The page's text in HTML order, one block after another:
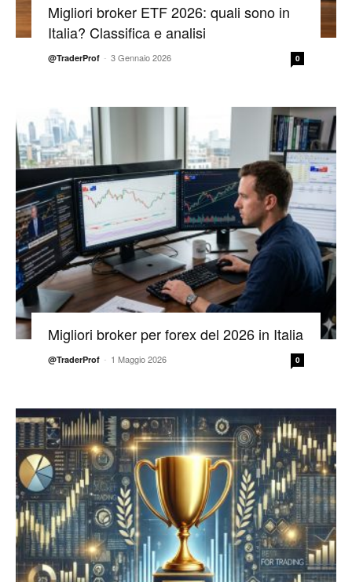
Migliori broker ETF 2026: quali sono in
Italia? Classifica e analisi
@TraderProf - 3 Gennaio 2026 0
Migliori broker per forex del 2026 in Italia
@TraderProf - 1 Maggio 2026 0